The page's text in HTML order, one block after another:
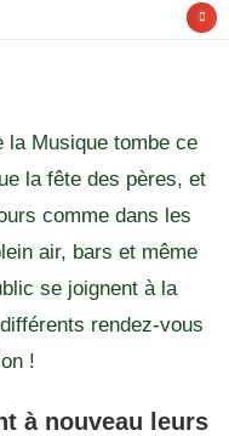
la Musique tombe ce
la fête des pères, et
comme dans les
air, bars et même
se joignent à la
rendez-vous
!
à nouveau leurs